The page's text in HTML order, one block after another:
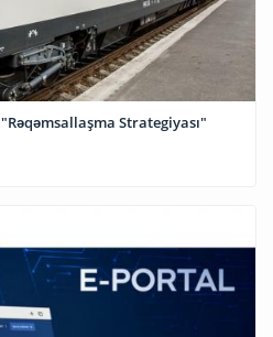
Strategiyası"